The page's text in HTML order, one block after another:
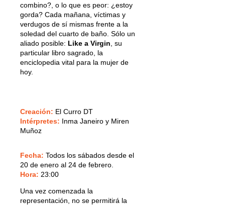
combino?, o lo que es peor: ¿estoy
gorda? Cada mañana, víctimas y
verdugos de sí mismas frente a la
soledad del cuarto de baño. Sólo un
aliado posible: Like a Virgin , su
particular libro sagrado, la
enciclopedia vital para la mujer de
hoy.
Creación: El Curro DT
Intérpretes: Inma Janeiro y Miren
Muñoz
Fecha: Todos los sábados desde el
20 de enero al 24 de febrero.
Hora: 23:00
Una vez comenzada la
representación, no se permitirá la